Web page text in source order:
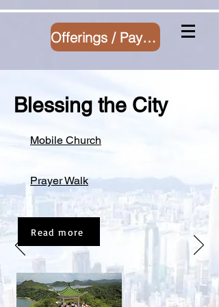
Offerings / Payment
Blessing the City
Mobile Church
Prayer Walk
Read more